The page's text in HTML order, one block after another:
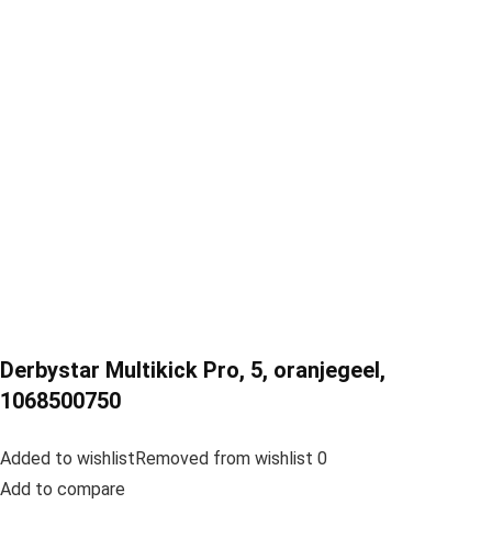
Derbystar Multikick Pro, 5, oranjegeel,
1068500750
Added to wishlistRemoved from wishlist 0
Add to compare